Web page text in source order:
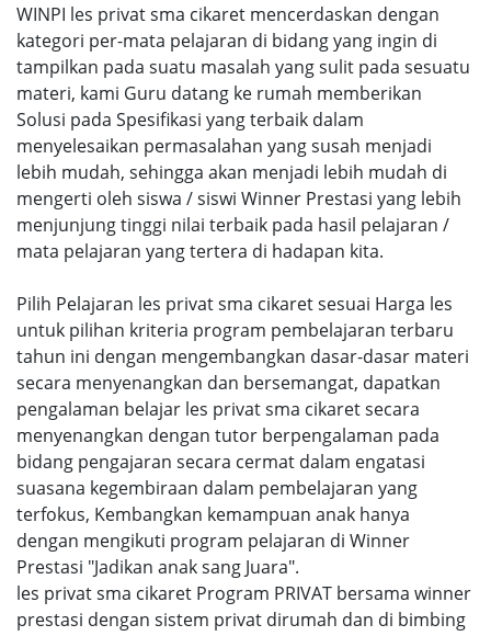
WINPI les privat sma cikaret mencerdaskan dengan
kategori per-mata pelajaran di bidang yang ingin di
tampilkan pada suatu masalah yang sulit pada sesuatu
materi, kami Guru datang ke rumah memberikan
Solusi pada Spesifikasi yang terbaik dalam
menyelesaikan permasalahan yang susah menjadi
lebih mudah, sehingga akan menjadi lebih mudah di
mengerti oleh siswa / siswi Winner Prestasi yang lebih
menjunjung tinggi nilai terbaik pada hasil pelajaran /
mata pelajaran yang tertera di hadapan kita.
Pilih Pelajaran les privat sma cikaret sesuai Harga les
untuk pilihan kriteria program pembelajaran terbaru
tahun ini dengan mengembangkan dasar-dasar materi
secara menyenangkan dan bersemangat, dapatkan
pengalaman belajar les privat sma cikaret secara
menyenangkan dengan tutor berpengalaman pada
bidang pengajaran secara cermat dalam engatasi
suasana kegembiraan dalam pembelajaran yang
terfokus, Kembangkan kemampuan anak hanya
dengan mengikuti program pelajaran di Winner
Prestasi "Jadikan anak sang Juara".
les privat sma cikaret Program PRIVAT bersama winner
prestasi dengan sistem privat dirumah dan di bimbing